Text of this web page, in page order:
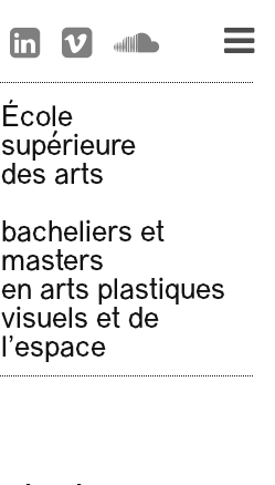
École
supérieure
des arts
bacheliers et
masters
en arts plastiques
visuels et de
l'espace